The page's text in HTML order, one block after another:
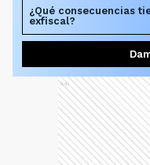
¿Qué consecuencias
exfiscal?
Ads